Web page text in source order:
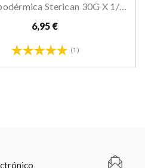
Aguja Hipodérmica Sterican 30G X 1/2", 0,40 X...
6,95 €
(1)